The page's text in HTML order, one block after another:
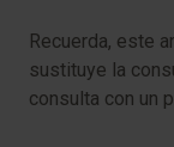
Recuerda, este
sustituye la
consulta con un